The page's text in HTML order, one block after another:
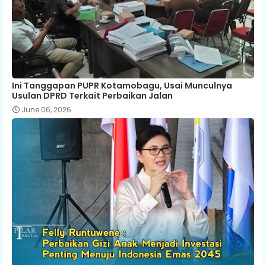
Ini Tanggapan PUPR Kotamobagu, Usai Munculnya
Usulan DPRD Terkait Perbaikan Jalan
June 06, 2026